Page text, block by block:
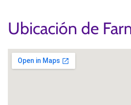
Ubicación de